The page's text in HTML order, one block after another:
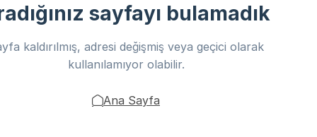
sayfayı bulamadık
kaldırılmış, adresi değişmiş veya geçici olarak
kullanılamıyor olabilir.
Ana Sayfa